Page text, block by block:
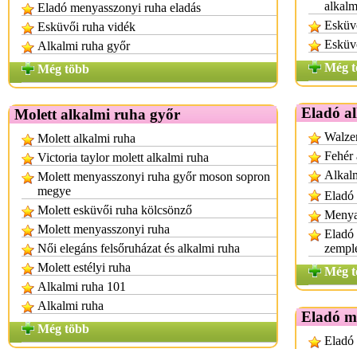
Eladó menyasszonyi ruha eladás
Esküvői ruha vidék
Alkalmi ruha győr
Még több
Molett alkalmi ruha győr
Molett alkalmi ruha
Victoria taylor molett alkalmi ruha
Molett menyasszonyi ruha győr moson sopron
megye
Molett esküvői ruha kölcsönző
Molett menyasszonyi ruha
Női elegáns felsőruházat és alkalmi ruha
Molett estélyi ruha
Alkalmi ruha 101
Alkalmi ruha
Még több
Még
Eladó
Fehér
Eladó
Eladó
Még
Eladó
Eladó